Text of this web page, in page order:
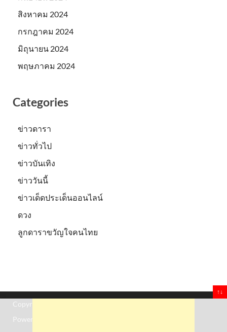
สิงหาคม 2024
กรกฎาคม 2024
มิถุนายน 2024
พฤษภาคม 2024
Categories
ข่าวดารา
ข่าวทั่วไป
ข่าวบันเทิง
ข่าววันนี้
ข่าวเด็ดประเด็นออนไลน์
ดวง
ลูกดาราขวัญใจคนไทย
Copyright © 2026
Powered by
↑↓